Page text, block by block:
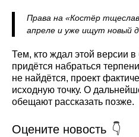
Права на «Костёр
апреле и уже ищут новый
Тем, кто ждал этой версии
придётся набраться
не найдётся, проект
исходную точку. О
обещают рассказать позже.
Оцените новость